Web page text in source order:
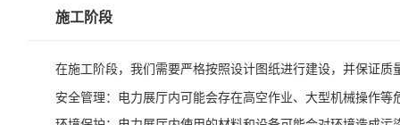
施工阶段
在施工阶段，我们需要严格按照设计图纸进行建设，并保证
安全管理：电力展厅内可能会存在高空作业、大型机械操作